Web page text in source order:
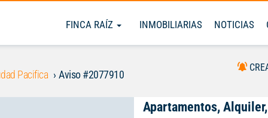
FINCA RAÍZ INMOBILIARIAS NOTICIAS
Pacifica Aviso #2077910
Apartamentos,